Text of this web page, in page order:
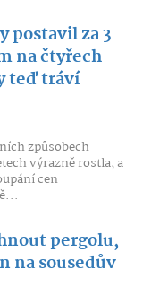
postavil za 3
na čtyřech
teď tráví
způsobech
výrazně rostla, a
cen
pergolu,
na sousedův